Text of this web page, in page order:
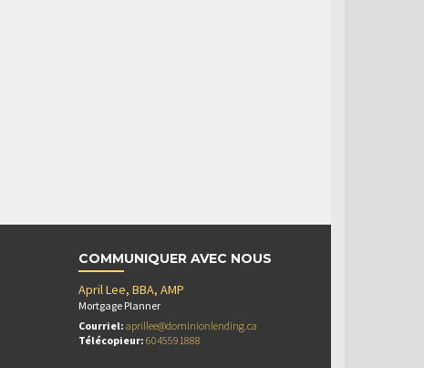
COMMUNIQUER AVEC NOUS
April Lee, BBA, AMP
Mortgage Planner
Courriel: aprillee@dominionlending.ca
Télécopieur: 6045591888